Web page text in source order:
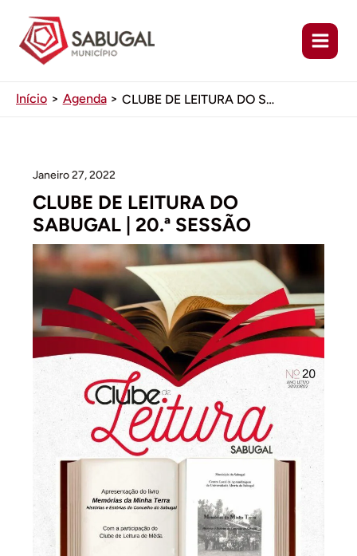
conteúdo
Início Agenda CLUBE DE LEITURA DO SABUGAL | 20.ª SESSÃO
Janeiro 27, 2022
CLUBE DE LEITURA DO
SABUGAL | 20.ª SESSÃO